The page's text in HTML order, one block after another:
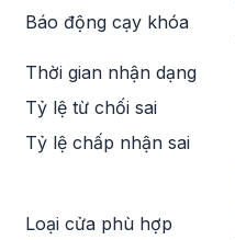
Báo động cạy khóa
Thời gian nhận dạng
Tỷ lệ từ chối sai
Tỷ lệ chấp nhận sai
Loại cửa phù hợp